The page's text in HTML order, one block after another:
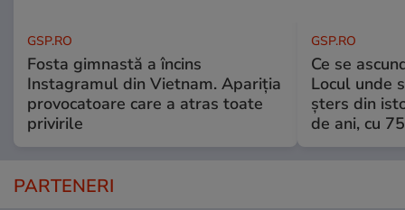
GSP.RO
Fosta gimnastă a încins
Instagramul din Vietnam. Apariția
provocatoare care a atras toate
privirile
GSP.RO
Ce se
Locul unde
șters din
de ani, cu
PARTENERI